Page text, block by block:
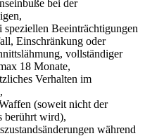
bei der
Beeinträchtigungen
Einschränkung oder
vollständiger
18 Monate,
Verhalten im
(soweit nicht der
berührt wird),
während